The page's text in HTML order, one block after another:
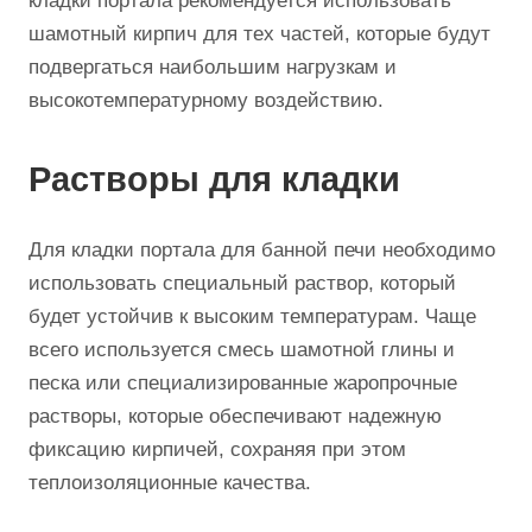
шамотный кирпич для тех частей, которые будут
подвергаться наибольшим нагрузкам и
высокотемпературному воздействию.
Растворы для кладки
Для кладки портала для банной печи необходимо
использовать специальный раствор, который
будет устойчив к высоким температурам. Чаще
всего используется смесь шамотной глины и
песка или специализированные жаропрочные
растворы, которые обеспечивают надежную
фиксацию кирпичей, сохраняя при этом
теплоизоляционные качества.